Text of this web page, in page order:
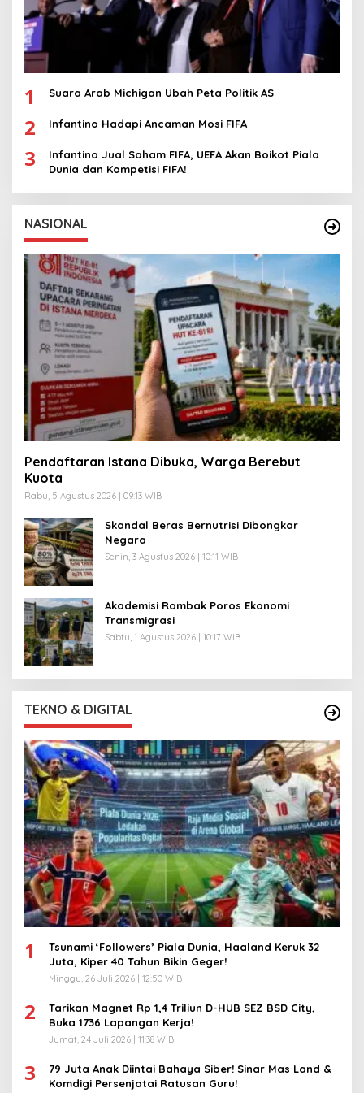
1 Suara Arab Michigan Ubah Peta Politik AS
2 Infantino Hadapi Ancaman Mosi FIFA
3
Infantino Jual Saham FIFA, UEFA Akan Boikot Piala
Dunia dan Kompetisi FIFA!
NASIONAL
Pendaftaran Istana Dibuka, Warga Berebut
Kuota
Rabu, 5 Agustus 2026 | 09:13 WIB
Skandal Beras Bernutrisi Dibongkar
Negara
Senin, 3 Agustus 2026 | 10:11 WIB
Akademisi Rombak Poros Ekonomi
Transmigrasi
Sabtu, 1 Agustus 2026 | 10:17 WIB
TEKNO & DIGITAL
1
Tsunami ‘Followers’ Piala Dunia, Haaland Keruk 32
Juta, Kiper 40 Tahun Bikin Geger!
Minggu, 26 Juli 2026 | 12:50 WIB
2
Tarikan Magnet Rp 1,4 Triliun D-HUB SEZ BSD City,
Buka 1736 Lapangan Kerja!
Jumat, 24 Juli 2026 | 11:38 WIB
3
79 Juta Anak Diintai Bahaya Siber! Sinar Mas Land &
Komdigi Persenjatai Ratusan Guru!